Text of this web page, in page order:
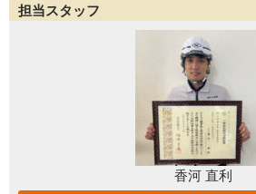
担当スタッフ
香河 直利